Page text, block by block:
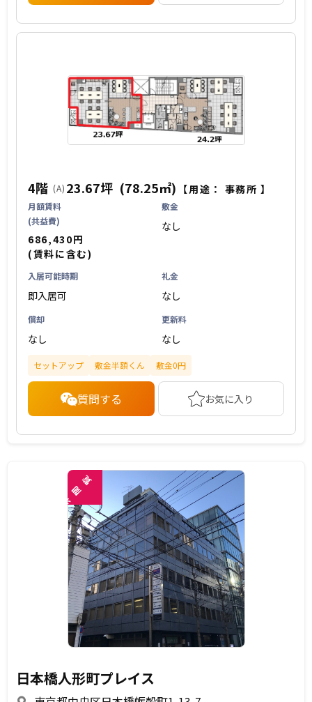
4階 (A) 23.67坪 (78.25㎡) 【用途： 事務所 】
月額賃料
(共益費)
686,430円
(賃料に含む)
敷金
なし
入居可能時期
即入居可
礼金
なし
償却
なし
更新料
なし
セットアップ 敷金半額くん 敷金0円
質問する お気に入り
未
閲
覧
日本橋人形町プレイス